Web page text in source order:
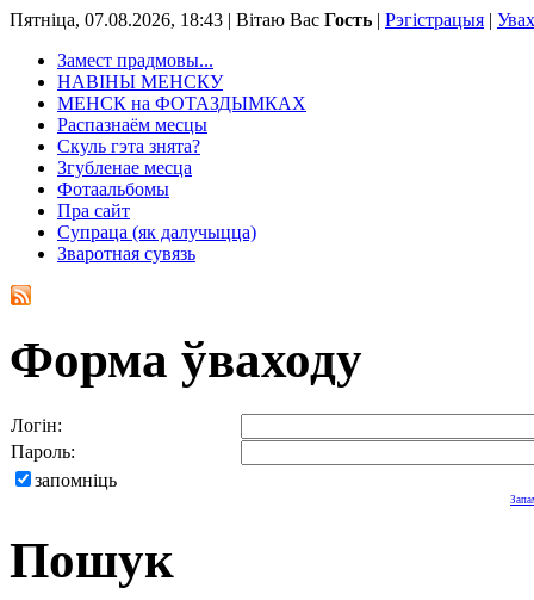
Пятніца, 07.08.2026, 18:43 | Вітаю Вас Гость | Рэгістрацыя |
Замест прадмовы...
НАВІНЫ МЕНСКУ
МЕНСК на ФОТАЗДЫМКАХ
Распазнаём месцы
Скуль гэта знята?
Згубленае месца
Фотаальбомы
Пра сайт
Супраца (як далучыцца)
Зваротная сувязь
Форма ўваходу
Логін:
Пароль:
запомніць
Пошук